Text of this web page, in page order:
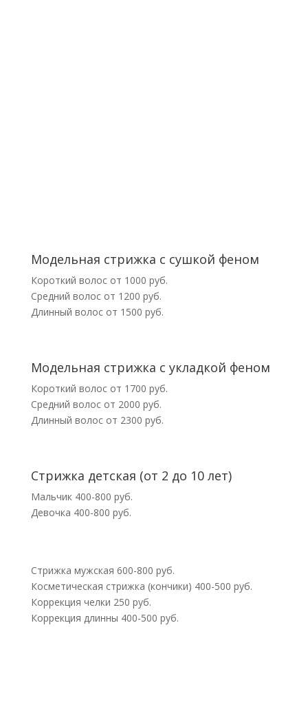
Модельная стрижка с сушкой феном
Короткий волос от 1000 руб.
Средний волос от 1200 руб.
Длинный волос от 1500 руб.
Модельная стрижка с укладкой феном
Короткий волос от 1700 руб.
Средний волос от 2000 руб.
Длинный волос от 2300 руб.
Стрижка детская (от 2 до 10 лет)
Мальчик 400-800 руб.
Девочка 400-800 руб.
Стрижка мужская 600-800 руб.
Косметическая стрижка (кончики) 400-500 руб.
Коррекция челки 250 руб.
Коррекция длинны 400-500 руб.